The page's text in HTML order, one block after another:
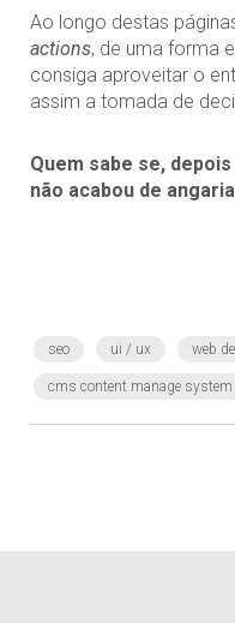
Ao longo destas
actions, de uma forma
consiga aproveitar o
assim a tomada de
Quem sabe se,
não acabou de
seo ui / ux web
cms content manage system